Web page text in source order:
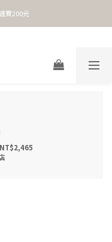
費200元
NT$2,465